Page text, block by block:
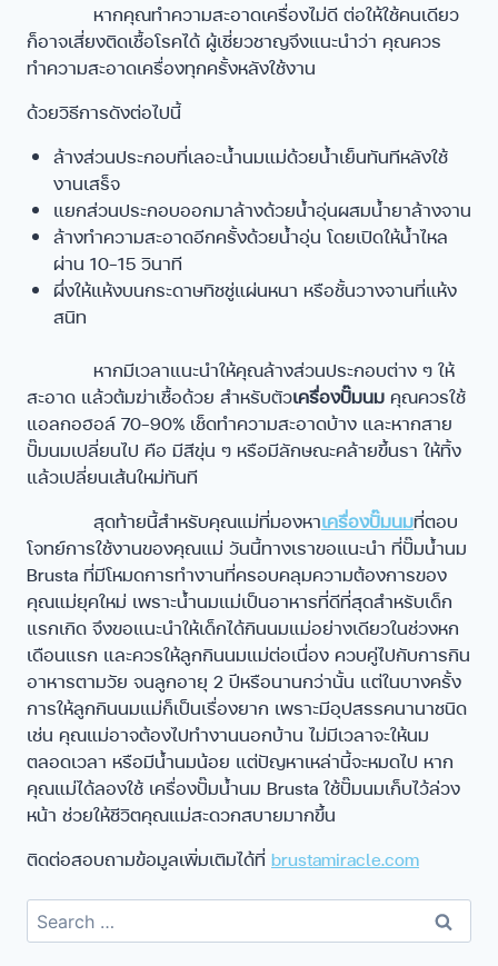
หากคุณทำความสะอาดเครื่องไม่ดี ต่อให้ใช้คนเดียว
ก็อาจเสี่ยงติดเชื้อโรคได้ ผู้เชี่ยวชาญจึงแนะนำว่า คุณควร
ทำความสะอาดเครื่องทุกครั้งหลังใช้งาน
ด้วยวิธีการดังต่อไปนี้
ล้างส่วนประกอบที่เลอะน้ำนมแม่ด้วยน้ำเย็นทันทีหลังใช้
งานเสร็จ
แยกส่วนประกอบออกมาล้างด้วยน้ำอุ่นผสมน้ำยาล้างจาน
ล้างทำความสะอาดอีกครั้งด้วยน้ำอุ่น โดยเปิดให้น้ำไหล
ผ่าน 10-15 วินาที
ผึ่งให้แห้งบนกระดาษทิชชู่แผ่นหนา หรือชั้นวางจานที่แห้ง
สนิท
หากมีเวลาแนะนำให้คุณล้างส่วนประกอบต่าง ๆ ให้
สะอาด แล้วต้มฆ่าเชื้อด้วย สำหรับตัวเครื่องปั๊มนม คุณควรใช้
แอลกอฮอล์ 70-90% เช็ดทำความสะอาดบ้าง และหากสาย
ปั๊มนมเปลี่ยนไป คือ มีสีขุ่น ๆ หรือมีลักษณะคล้ายขึ้นรา ให้ทิ้ง
แล้วเปลี่ยนเส้นใหม่ทันที
สุดท้ายนี้สำหรับคุณแม่ที่มองหาเครื่องปั๊มนมที่ตอบ
โจทย์การใช้งานของคุณแม่ วันนี้ทางเราขอแนะนำ ที่ปั๊มน้ำนม
Brusta ที่มีโหมดการทำงานที่ครอบคลุมความต้องการของ
คุณแม่ยุคใหม่ เพราะน้ำนมแม่เป็นอาหารที่ดีที่สุดสำหรับเด็ก
แรกเกิด จึงขอแนะนำให้เด็กได้กินนมแม่อย่างเดียวในช่วงหก
เดือนแรก และควรให้ลูกกินนมแม่ต่อเนื่อง ควบคู่ไปกับการกิน
อาหารตามวัย จนลูกอายุ 2 ปีหรือนานกว่านั้น แต่ในบางครั้ง
การให้ลูกกินนมแม่ก็เป็นเรื่องยาก เพราะมีอุปสรรคนานาชนิด
เช่น คุณแม่อาจต้องไปทำงานนอกบ้าน ไม่มีเวลาจะให้นม
ตลอดเวลา หรือมีน้ำนมน้อย แต่ปัญหาเหล่านี้จะหมดไป หาก
คุณแม่ได้ลองใช้ เครื่องปั๊มน้ำนม Brusta ใช้ปั๊มนมเก็บไว้ล่วง
หน้า ช่วยให้ชีวิตคุณแม่สะดวกสบายมากขึ้น
ติดต่อสอบถามข้อมูลเพิ่มเติมได้ที่ brustamiracle.com